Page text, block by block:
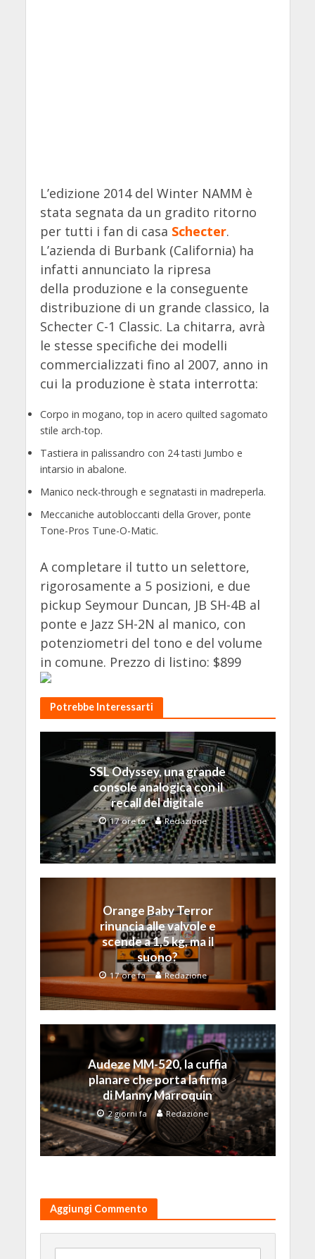
L’edizione 2014 del Winter NAMM è
stata segnata da un gradito ritorno
per tutti i fan di casa Schecter.
L’azienda di Burbank (California) ha
infatti annunciato la ripresa
della produzione e la conseguente
distribuzione di un grande classico, la
Schecter C-1 Classic. La chitarra, avrà
le stesse specifiche dei modelli
commercializzati fino al 2007, anno in
cui la produzione è stata interrotta:
Corpo in mogano, top in acero quilted sagomato
stile arch-top.
Tastiera in palissandro con 24 tasti Jumbo e
intarsio in abalone.
Manico neck-through e segnatasti in madreperla.
Meccaniche autobloccanti della Grover, ponte
Tone-Pros Tune-O-Matic.
A completare il tutto un selettore,
rigorosamente a 5 posizioni, e due
pickup Seymour Duncan, JB SH-4B al
ponte e Jazz SH-2N al manico, con
potenziometri del tono e del volume
in comune. Prezzo di listino: $899
Potrebbe Interessarti
SSL Odyssey, una grande
console analogica con il
recall del digitale
17 ore fa Redazione
Orange Baby Terror
rinuncia alle valvole e
scende a 1,5 kg, ma il
suono?
17 ore fa Redazione
Audeze MM-520, la cuffia
planare che porta la firma
di Manny Marroquin
2 giorni fa Redazione
Aggiungi Commento